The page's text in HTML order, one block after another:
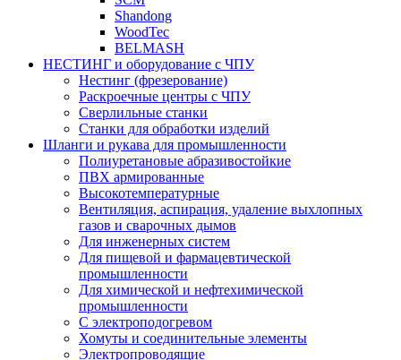
Shandong
WoodTec
BELMASH
НЕСТИНГ и оборудование с ЧПУ
Нестинг (фрезерование)
Раскроечные центры с ЧПУ
Сверлильные станки
Станки для обработки изделий
Шланги и рукава для промышленности
Полиуретановые абразивостойкие
ПВХ армированные
Высокотемпературные
Вентиляция, аспирация, удаление выхлопных
газов и сварочных дымов
Для инженерных систем
Для пищевой и фармацевтической
промышленности
Для химической и нефтехимической
промышленности
С электроподогревом
Хомуты и соединительные элементы
Электропроводящие